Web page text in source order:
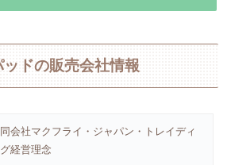
ドの販売会社情報
会社マクフライ・ジャパン・トレイディ
経営理念